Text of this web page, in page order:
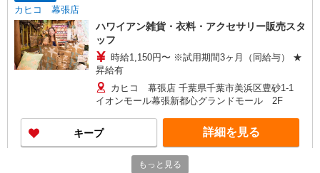
カヒコ 幕張店
ハワイアン雑貨・衣料・アクセサリー販売スタ
ッフ
時給1,150円〜 ※試用期間3ヶ月（同給与） ★
昇給有
カヒコ 幕張店 千葉県千葉市美浜区豊砂1-1
イオンモール幕張新都心グランドモール 2F
キープ 詳細を見る
もっと見る